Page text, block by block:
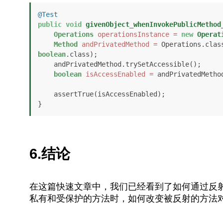
@Test
public void
Operations operationsInstance = new
Method
andPrivatedMethod =
boolean.class);
boolean isAccessEnabled =
}
6.结论
在这篇快速文章中，我们已经看到了如何通过
私有和受保护的方法时，如何改变被反射的方